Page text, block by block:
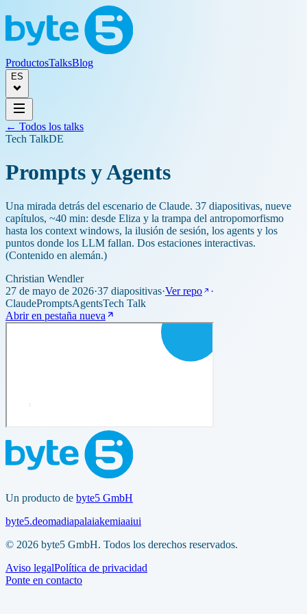
ProductosTalksBlog
ES
← Todos los talks
Tech TalkDE
Prompts y Agents
Una mirada detrás del escenario de Claude. 37 diapositivas, nueve
capítulos, ~40 min: desde Eliza y la trampa del antropomorfismo
hasta los context windows, la ilusión de sesión, los agents y los
puntos donde los LLM fallan. Dos estaciones interactivas.
(Contenido en alemán.)
Christian Wendler
27 de mayo de 2026·37 diapositivas·Ver repo
·
ClaudePromptsAgentsTech Talk
Abrir en pestaña nueva
Un producto de byte5 GmbH
byte5.deomadiapalaiakemiaaiui
© 2026 byte5 GmbH. Todos los derechos reservados.
Aviso legalPolítica de privacidad
Ponte en contacto